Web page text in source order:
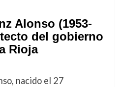
Alonso (1953-
del gobierno
Rioja
nacido el 27